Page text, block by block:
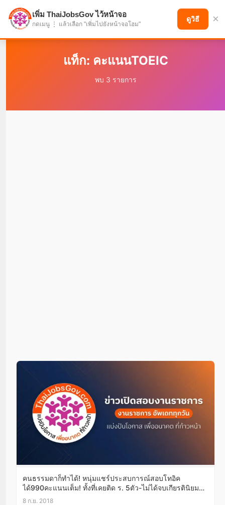
แบ่งปันโอกาส เพื่ออนาคตที่ก้าวหน้า
แท็ก: คะแนนTOEIC
พบ 3 รายการ
คนธรรมดาก็ทำได้! หนุ่มแชร์ประสบการณ์สอบโทอิค
ได้990คะแนนเต็ม! ทั้งที่เคยติด ร. 5ตัว-ไม่ได้จบเกียรตินิยม
ม.ดัง
8 ก.ย. 2018
เพิ่ม ThaiJobsGov ไว้หน้าจอ
กดเมนู ⋮ แล้วเลือก "เพิ่มไปยังหน้าจอโฮม"
ดูวิธี ×